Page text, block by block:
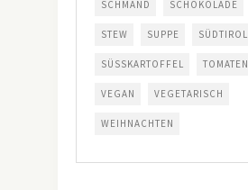
SCHMAND SCHOKOLADE
STEW SUPPE SÜDTIROL
SÜSSKARTOFFEL TOMATEN
VEGAN VEGETARISCH
WEIHNACHTEN